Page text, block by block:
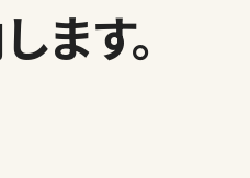
ます。